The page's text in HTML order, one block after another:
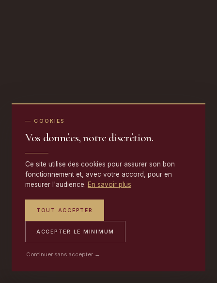
— COOKIES
Vos données, notre discrétion.
Ce site utilise des cookies pour assurer son bon
fonctionnement et, avec votre accord, pour en
mesurer l'audience. En savoir plus
TOUT ACCEPTER
ACCEPTER LE MINIMUM
Continuer sans accepter →